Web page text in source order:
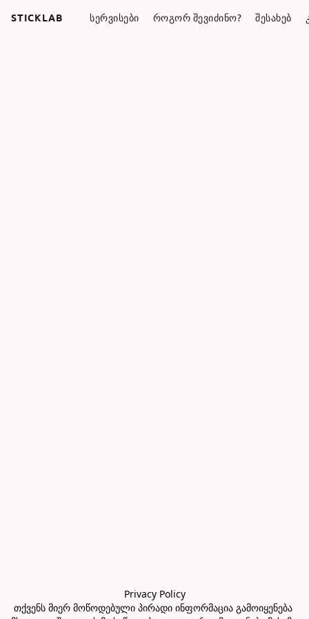
STICKLAB ᲡᲔᲠᲕᲘᲡᲔᲑᲘ ᲠᲝᲒᲝᲠ ᲨᲔᲕᲘᲫᲘᲜᲝ? ᲨᲔᲡᲐᲮᲔᲑ
Privacy Policy
თქვენს მიერ მოწოდებული პირადი ინფორმაცია გამოიყენება